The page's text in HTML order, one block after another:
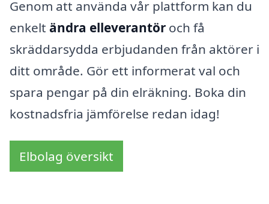
Genom att använda vår plattform kan du
enkelt ändra elleverantör och få
skräddarsydda erbjudanden från aktörer i
ditt område. Gör ett informerat val och
spara pengar på din elräkning. Boka din
kostnadsfria jämförelse redan idag!
Elbolag översikt